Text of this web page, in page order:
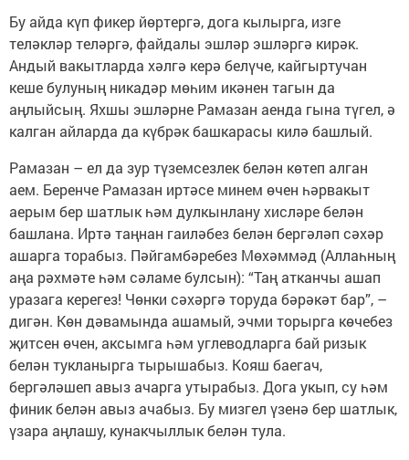
Бу айда күп фикер йөртергә, дога кылырга, изге
теләкләр теләргә, файдалы эшләр эшләргә кирәк.
Андый вакытларда хәлгә керә белүче, кайгыртучан
кеше булуның никадәр мөһим икәнен тагын да
аңлыйсың. Яхшы эшләрне Рамазан аенда гына түгел, ә
калган айларда да күбрәк башкарасы килә башлый.
Рамазан – ел да зур түземсезлек белән көтеп алган
аем. Беренче Рамазан иртәсе минем өчен һәрвакыт
аерым бер шатлык һәм дулкынлану хисләре белән
башлана. Иртә таңнан гаиләбез белән бергәләп сәхәр
ашарга торабыз. Пәйгамбәребез Мөхәммәд (Аллаһның
аңа рәхмәте һәм сәламе булсын): “Таң атканчы ашап
уразага керегез! Чөнки сәхәргә торуда бәрәкәт бар”, –
дигән. Көн дәвамында ашамый, эчми торырга көчебез
җитсен өчен, аксымга һәм углеводларга бай ризык
белән тукланырга тырышабыз. Кояш баегач,
бергәләшеп авыз ачарга утырабыз. Дога укып, су һәм
финик белән авыз ачабыз. Бу мизгел үзенә бер шатлык,
үзара аңлашу, кунакчыллык белән тула.